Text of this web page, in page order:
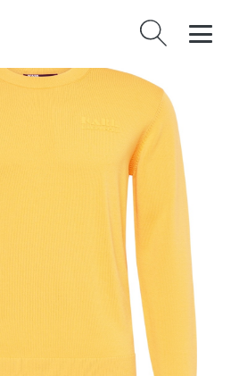
Vyhledávání
Svetr Karl Lagerfeld meruňková